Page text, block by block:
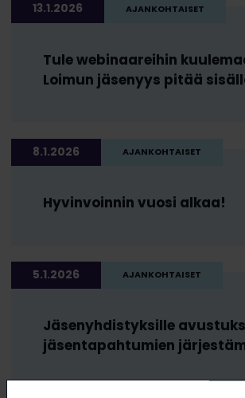
13.1.2026 AJANKOHTAISET
Tule webinaareihin
Loimun jäsenyys pitää
8.1.2026 AJANKOHTAISET
Hyvinvoinnin vuosi alkaa!
5.1.2026 AJANKOHTAISET
Jäsenyhdistyksille
jäsentapahtumien